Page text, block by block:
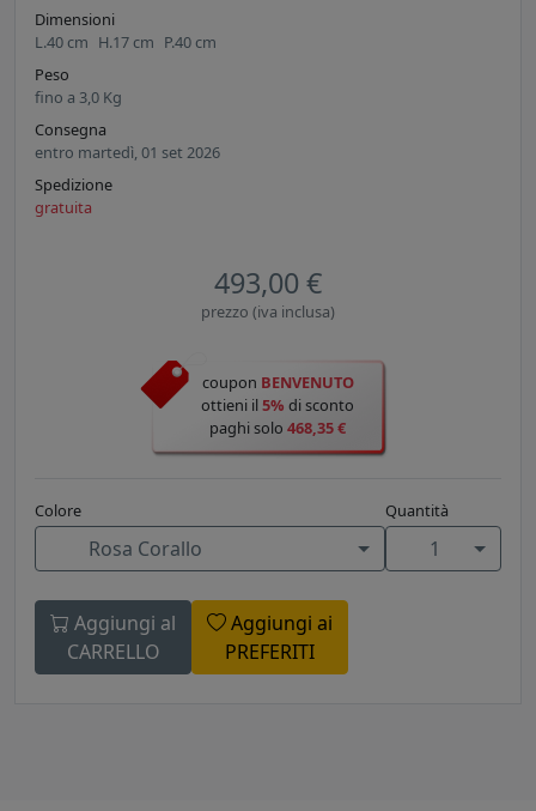
Dimensioni
L.40 cm H.17 cm P.40 cm
Peso
fino a 3,0 Kg
Consegna
entro martedì, 01 set 2026
Spedizione
gratuita
493,00 €
prezzo (iva inclusa)
coupon BENVENUTO
ottieni il5% di sconto
paghi solo 468,35 €
Colore
Rosa Corallo
Quantità
1
Aggiungi al
CARRELLO
Aggiungi ai
PREFERITI